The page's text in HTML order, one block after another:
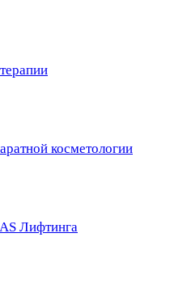
косметологии
Лифтинга